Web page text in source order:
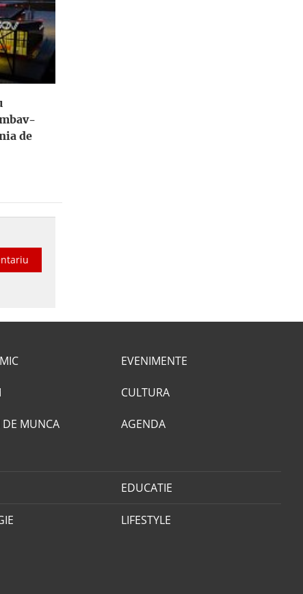
de
DE MUNCA
EVENIMENTE
CULTURA
AGENDA
EDUCATIE
LIFESTYLE